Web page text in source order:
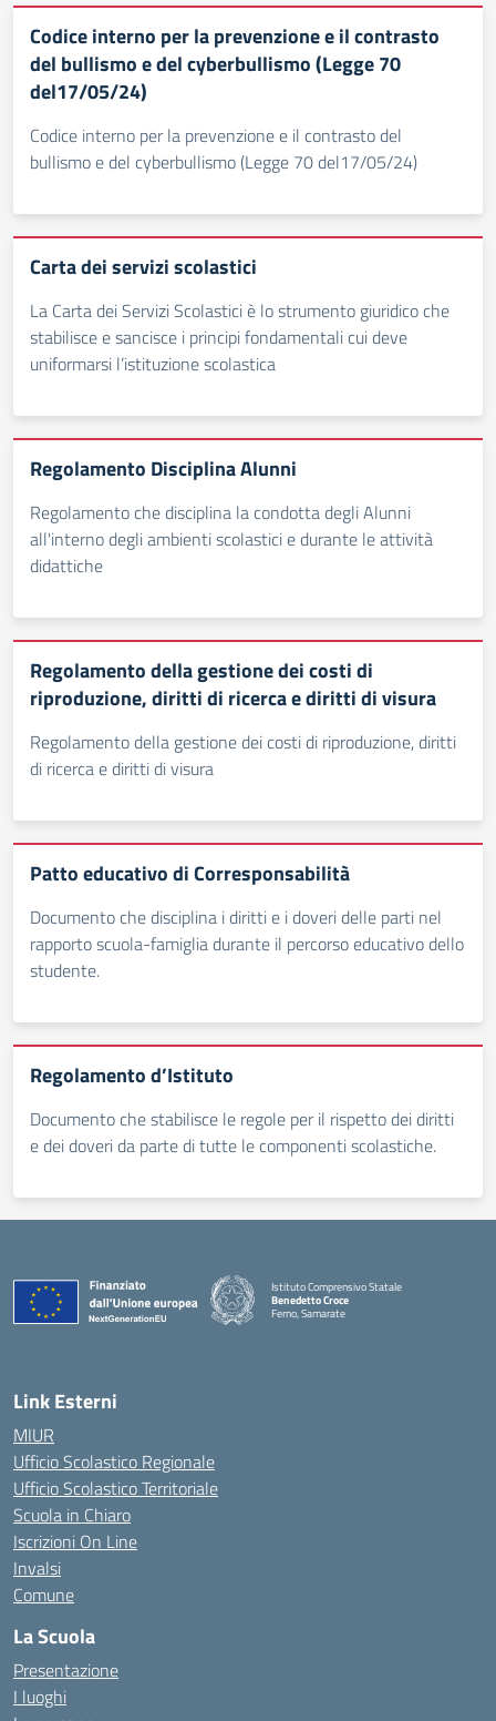
Codice interno per la prevenzione e il contrasto
del bullismo e del cyberbullismo (Legge 70
del17/05/24)
Codice interno per la prevenzione e il contrasto del
bullismo e del cyberbullismo (Legge 70 del17/05/24)
Carta dei servizi scolastici
La Carta dei Servizi Scolastici è lo strumento giuridico che
stabilisce e sancisce i principi fondamentali cui deve
uniformarsi l’istituzione scolastica
Regolamento Disciplina Alunni
Regolamento che disciplina la condotta degli Alunni
all'interno degli ambienti scolastici e durante le attività
didattiche
Regolamento della gestione dei costi di
riproduzione, diritti di ricerca e diritti di visura
Regolamento della gestione dei costi di riproduzione, diritti
di ricerca e diritti di visura
Patto educativo di Corresponsabilità
Documento che disciplina i diritti e i doveri delle parti nel
rapporto scuola-famiglia durante il percorso educativo dello
studente.
Regolamento d’Istituto
Documento che stabilisce le regole per il rispetto dei diritti
e dei doveri da parte di tutte le componenti scolastiche.
Istituto Comprensivo Statale
Benedetto Croce
Ferno, Samarate
Link Esterni
MIUR
Ufficio Scolastico Regionale
Ufficio Scolastico Territoriale
Scuola in Chiaro
Iscrizioni On Line
Invalsi
Comune
La Scuola
Presentazione
I luoghi